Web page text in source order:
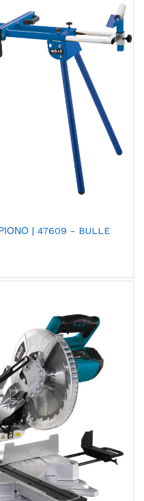
| 47609 - BULLE